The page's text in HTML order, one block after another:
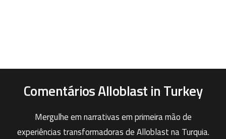
Comentários Alloblast in Turkey
Mergulhe em narrativas em primeira mão de
experiências transformadoras de Alloblast na Turquia.